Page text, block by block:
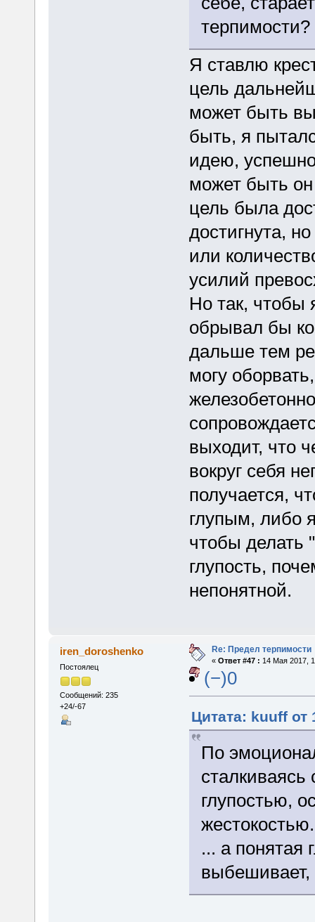
терпимости?
Я ставлю
цель
может быть
быть, я
идею,
может быть
цель была
достигнута,
или
усилий
Но так,
обрывал бы
дальше тем
могу
выходит, что
вокруг себя
получается,
глупым, либо
чтобы делать
глупость,
непонятной.
iren_doroshenko
Постоялец
Сообщений: 235
+24/-67
Re: Предел терпимости
« Ответ #47 : 14 Мая 2017,
(−)0
Цитата: kuuff от
По
глупостью,
жестокостью.
... а понятая
выбешивает,